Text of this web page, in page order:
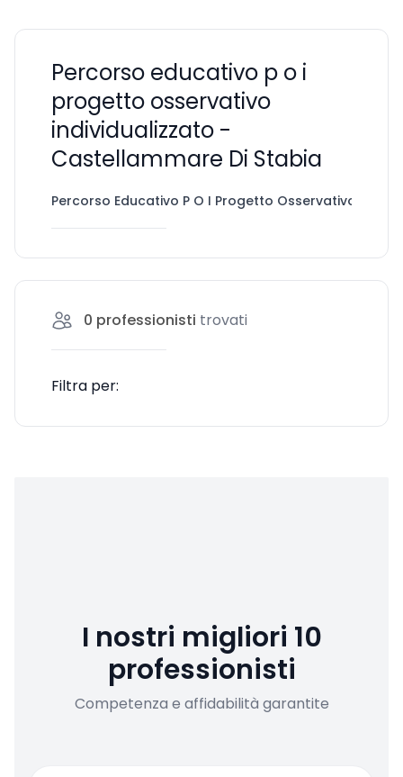
Percorso educativo p o i
progetto osservativo
individualizzato -
Castellammare Di Stabia
Percorso Educativo P O I Progetto Osservativo
0 professionisti trovati
Filtra per:
I nostri migliori 10
professionisti
Competenza e affidabilità garantite